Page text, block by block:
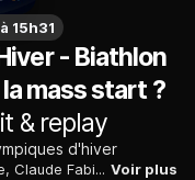
15h31
- Biathlon
mass start ?
& replay
d'hiver
Plutôt que de finir ces 15km à la régulière, Claude Fabien, Nicola Romanin et Campbell Wright se sont lancés un défi : jouer leur position sur un ultime sprint. Le résultat ? Le Français finit 27e, l'Italien 28e et l'Américain 29e. Voir plus